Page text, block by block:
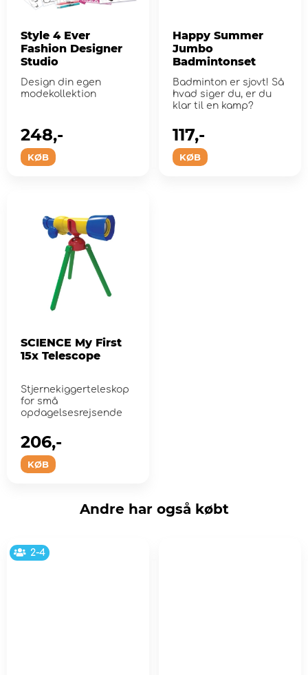
Style 4 Ever
Fashion Designer
Studio
Design din egen
modekollektion
KØB
248,-
Happy Summer
Jumbo
Badmintonset
Badminton er sjovt! Så
hvad siger du, er du
klar til en kamp?
KØB
117,-
SCIENCE My First
15x Telescope
Stjernekiggerteleskop
for små
opdagelsesrejsende
KØB
206,-
Andre har også købt
2-4